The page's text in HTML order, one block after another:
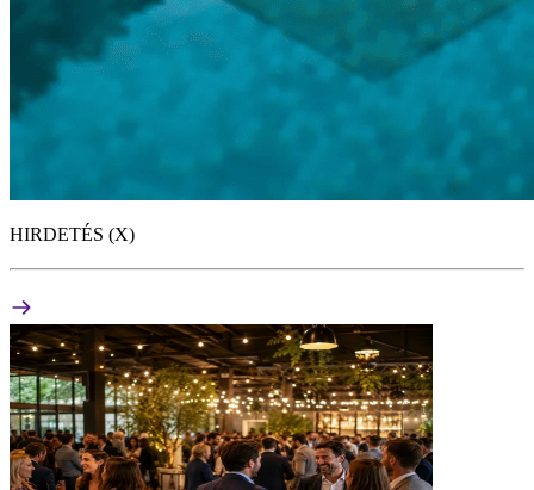
HIRDETÉS (X)